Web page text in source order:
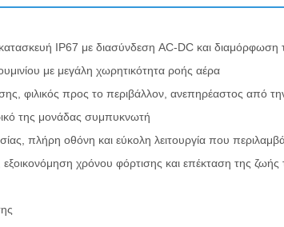
IP67 με διασύνδεση AC-DC και
με μεγάλη χωρητικότητα ροής αέρα
φιλικός προς το περιβάλλον, ανεπηρέαστος από
της μονάδας συμπυκνωτή
πλήρη οθόνη και εύκολη λειτουργία που
χρόνου φόρτισης και επέκταση της ζωής